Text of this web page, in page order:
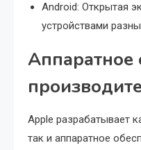
Android: Открытая
устройствами
Аппаратное
Apple разрабатывает
так и аппаратное